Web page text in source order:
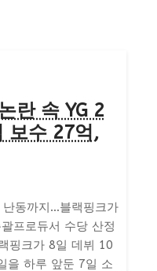
란 속 YG 2
보수 27억,
동까지…블랙핑크가
프로듀서 수당 산정
핑크가 8일 데뷔 10
을 하루 앞둔 7일 소